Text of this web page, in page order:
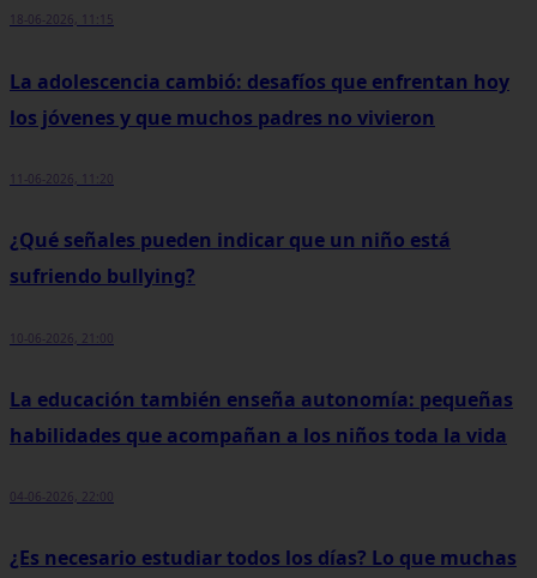
18-06-2026, 11:15
La adolescencia cambió: desafíos que enfrentan hoy
los jóvenes y que muchos padres no vivieron
11-06-2026, 11:20
¿Qué señales pueden indicar que un niño está
sufriendo bullying?
10-06-2026, 21:00
La educación también enseña autonomía: pequeñas
habilidades que acompañan a los niños toda la vida
04-06-2026, 22:00
¿Es necesario estudiar todos los días? Lo que muchas